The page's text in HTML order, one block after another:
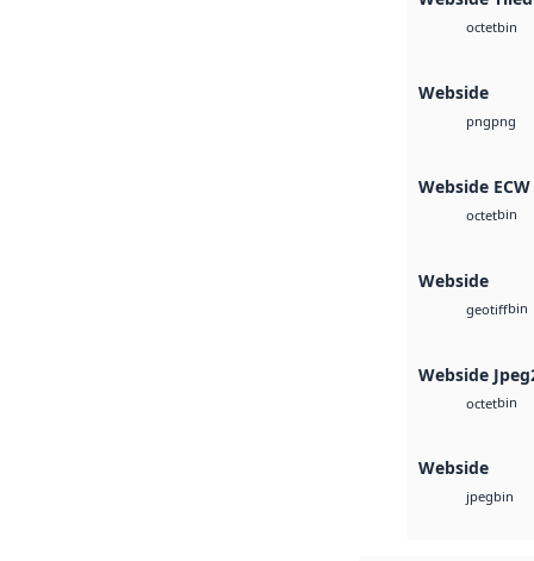
octetbin
Webside
pngpng
Webside ECW
octetbin
Webside
geotiffbin
Webside
octetbin
Webside
jpegbin